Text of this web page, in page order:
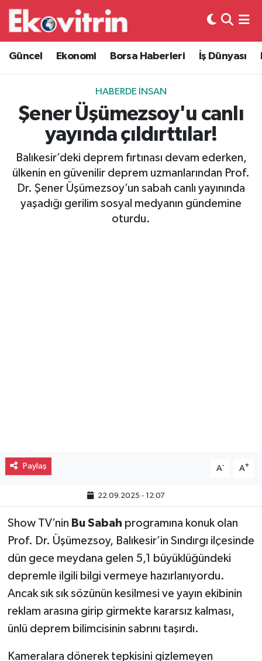
Güncel Ekonomi Borsa Haberleri İş Dünyası
HABERDE İNSAN
Şener Üşümezsoy'u canlı
yayında çıldırttılar!
Balıkesir’deki deprem fırtınası devam ederken,
ülkenin en güvenilir deprem uzmanlarından Prof.
Dr. Şener Üşümezsoy’un sabah canlı yayınında
yaşadığı gerilim sosyal medyanın gündemine
oturdu.
Paylaş A- A+
22.09.2025 - 12:07
Show TV’nin Bu Sabah programına konuk olan
Prof. Dr. Üşümezsoy, Balıkesir’in Sındırgı ilçesinde
dün gece meydana gelen 5,1 büyüklüğündeki
depremle ilgili bilgi vermeye hazırlanıyordu.
Ancak sık sık sözünün kesilmesi ve yayın ekibinin
reklam arasına girip girmekte kararsız kalması,
ünlü deprem bilimcisinin sabrını taşırdı.
Kameralara dönerek tepkisini gizlemeyen
Güncel
Ekonomi
Borsa Haberleri
İş Dünyası
Lojistik
Otovitrin
Hava Durumu
Trafik Durumu
Süper Lig Puan Durumu ve Fikstür
Tüm Manşetler
Son Dakika Haberleri
Haber Arşivi